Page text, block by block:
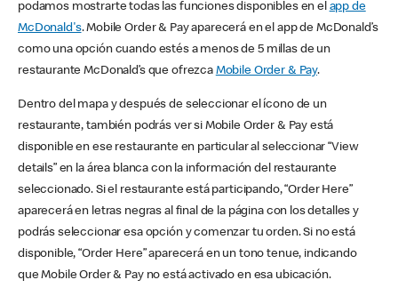
podamos mostrarte todas las funciones disponibles en el app de
McDonald's. Mobile Order & Pay aparecerá en el app de McDonald’s
como una opción cuando estés a menos de 5 millas de un
restaurante McDonald’s que ofrezca Mobile Order & Pay.
Dentro del mapa y después de seleccionar el ícono de un
restaurante, también podrás ver si Mobile Order & Pay está
disponible en ese restaurante en particular al seleccionar “View
details” en la área blanca con la información del restaurante
seleccionado. Si el restaurante está participando, “Order Here”
aparecerá en letras negras al final de la página con los detalles y
podrás seleccionar esa opción y comenzar tu orden. Si no está
disponible, “Order Here” aparecerá en un tono tenue, indicando
que Mobile Order & Pay no está activado en esa ubicación.